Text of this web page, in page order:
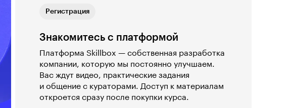
Мобильная версия
Регистрация
Знакомитесь с платформой
Платформа Skillbox — собственная разработка
компании, которую мы постоянно улучшаем.
Вас ждут видео, практические задания
и общение с кураторами. Доступ к материалам
откроется сразу после покупки курса.
Теория
Практика
Обратная связь
Мобильная версия
Регистрация